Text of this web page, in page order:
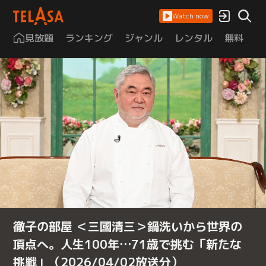
Watch now
見放題 ランキング ジャンル レンタル 無料
徹子の部屋 ＜三國清三＞鍋洗いから世界の
頂点へ。人生100年…71歳で挑む「新たな
挑戦」（2026/04/02放送分）